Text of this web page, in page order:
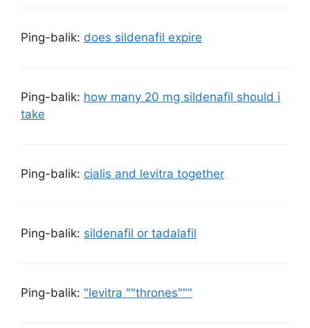
Ping-balik: does sildenafil expire
Ping-balik: how many 20 mg sildenafil should i
take
Ping-balik: cialis and levitra together
Ping-balik: sildenafil or tadalafil
Ping-balik: "levitra ""thrones"""